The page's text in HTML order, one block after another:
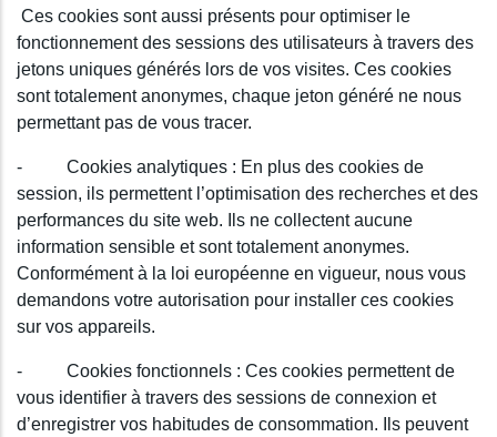
Ces cookies sont aussi présents pour optimiser le
fonctionnement des sessions des utilisateurs à travers des
jetons uniques générés lors de vos visites. Ces cookies
sont totalement anonymes, chaque jeton généré ne nous
permettant pas de vous tracer.
- Cookies analytiques : En plus des cookies de
session, ils permettent l’optimisation des recherches et des
performances du site web. Ils ne collectent aucune
information sensible et sont totalement anonymes.
Conformément à la loi européenne en vigueur, nous vous
demandons votre autorisation pour installer ces cookies
sur vos appareils.
- Cookies fonctionnels : Ces cookies permettent de
vous identifier à travers des sessions de connexion et
d’enregistrer vos habitudes de consommation. Ils peuvent